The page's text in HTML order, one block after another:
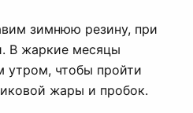
зимнюю резину, при
В жаркие месяцы
утром, чтобы пройти
жары и пробок.